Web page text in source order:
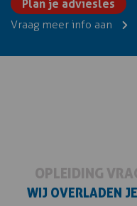
Plan je adviesles
Vraag meer info aan
OPLEIDING
WIJ OVERLADEN